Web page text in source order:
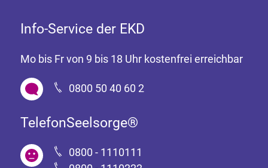
Info-Service der EKD
Mo bis Fr von 9 bis 18 Uhr kostenfrei erreichbar
0800 50 40 60 2
TelefonSeelsorge®
0800 - 1110111